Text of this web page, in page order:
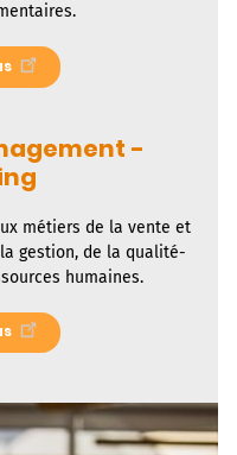
-
métiers de la vente et
gestion, de la qualité-
humaines.